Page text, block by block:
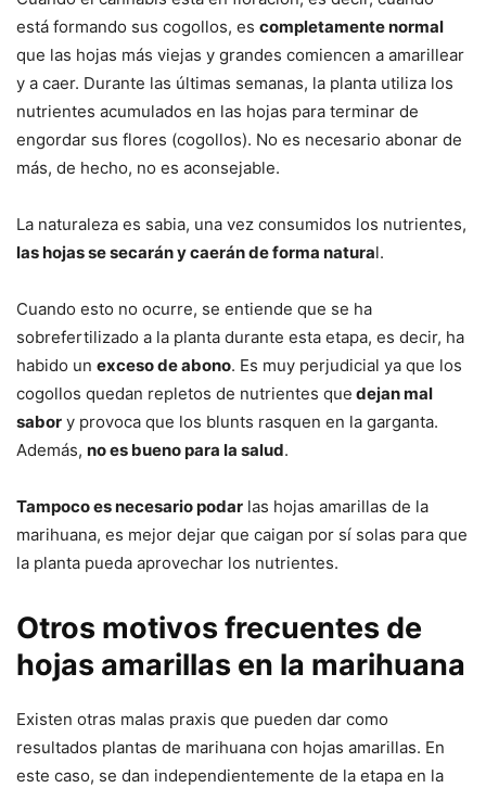
está formando sus cogollos, es completamente normal
que las hojas más viejas y grandes comiencen a amarillear
y a caer. Durante las últimas semanas, la planta utiliza los
nutrientes acumulados en las hojas para terminar de
engordar sus flores (cogollos). No es necesario abonar de
más, de hecho, no es aconsejable.
La naturaleza es sabia, una vez consumidos los nutrientes,
las hojas se secarán y caerán de forma natural.
Cuando esto no ocurre, se entiende que se ha
sobrefertilizado a la planta durante esta etapa, es decir, ha
habido un exceso de abono. Es muy perjudicial ya que los
cogollos quedan repletos de nutrientes que dejan mal
sabor y provoca que los blunts rasquen en la garganta.
Además, no es bueno para la salud.
Tampoco es necesario podar las hojas amarillas de la
marihuana, es mejor dejar que caigan por sí solas para que
la planta pueda aprovechar los nutrientes.
Otros motivos frecuentes de
hojas amarillas en la marihuana
Existen otras malas praxis que pueden dar como
resultados plantas de marihuana con hojas amarillas. En
este caso, se dan independientemente de la etapa en la